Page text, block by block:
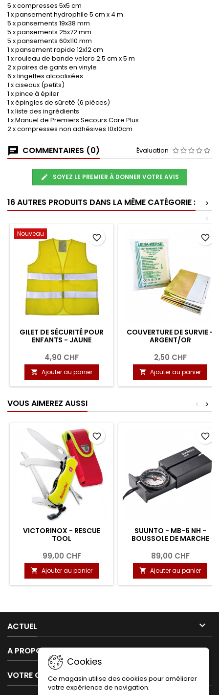
5 x compresses 5x5 cm
1 x pansement hydrophile 5 cm x 4 m
5 x pansements 19x38 mm
5 x pansements 25x72 mm
5 x pansements 60x110 mm
1 x pansement rapide 12x12 cm
1 x rouleau de bande velcro 2.5 cm x 5 m
2 x paires de gants en vinyle
6 x lingettes alcoolisées
1 x ciseaux (petits)
1 x pince à épiler
1 x épingles de sûreté (6 pièces)
1 x liste des ingrédients
1 x Manuel de Premiers Secours Care Plus
2 x compresses non adhésives 10x10cm
COMMENTAIRES (0) Évaluation
SOYEZ LE PREMIER À DONNER VOTRE AVIS
16 AUTRES PRODUITS DANS LA MÊME CATÉGORIE :
>
<
Nouveau
GILET DE SÉCURITÉ POUR
ENFANTS - JAUNE
4,90 CHF
 Ajouter au panier
favorite_border
COUVERTURE DE SURVIE -
ARGENT/OR
2,50 CHF
 Ajouter au panier
favorite_border
VOUS AIMEREZ AUSSI >
<
VICTORINOX - RESCUE
TOOL
99,00 CHF
 Ajouter au panier
favorite_border
SUUNTO - MB-6 NH -
BOUSSOLE DE MARCHE
89,00 CHF
 Ajouter au panier
favorite_border
ACTUEL 
A PROPOS DE NOUS 
VOTRE COMPTE 
Cookies
Ce magasin utilise des cookies pour améliorer
votre expérience de navigation.